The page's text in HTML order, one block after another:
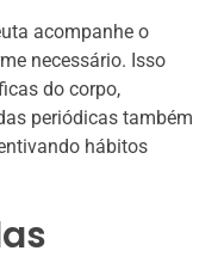
acompanhe o
necessário. Isso
do corpo,
periódicas também
hábitos